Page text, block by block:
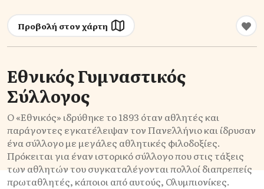
Προβολή στον χάρτη
Εθνικός Γυμναστικός
Σύλλογος
Ο «Εθνικός» ιδρύθηκε το 1893 όταν αθλητές και
παράγοντες εγκατέλειψαν τον Πανελλήνιο και ίδρυσαν
ένα σύλλογο με μεγάλες αθλητικές φιλοδοξίες.
Πρόκειται για έναν ιστορικό σύλλογο που στις τάξεις
των αθλητών του συγκαταλέγονται πολλοί διαπρεπείς
πρωταθλητές, κάποιοι από αυτούς, Ολυμπιονίκες.